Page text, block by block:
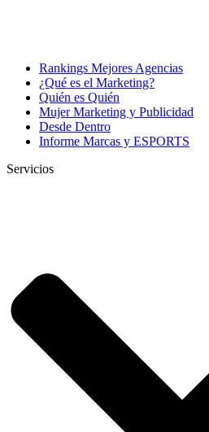
Rankings Mejores Agencias
¿Qué es el Marketing?
Quién es Quién
Mujer Marketing y Publicidad
Desde Dentro
Informe Marcas y ESPORTS
Servicios